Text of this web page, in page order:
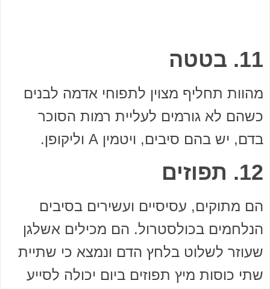
11. בטטה
מהוות תחליף מצוין לתפוחי אדמה לבנים
כשהם לא גורמים לעליית רמות הסוכר
בדם, יש בהם סיבים, ויטמין A וליקופן.
12. תפוזים
הם מתוקים, עסיסיים ועשירים בסיבים
הנלחמים בכולסטרול. הם מכילים אשלגן
שעוזר לשלוט בלחץ הדם ונמצא כי שתיית
שתי כוסות מיץ תפוזים ביום יכולה לסייע